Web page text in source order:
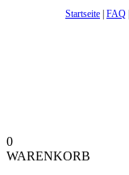
Startseite FAQ
0
WARENKORB